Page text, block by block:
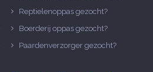
Reptielenoppas gezocht?
Boerderij oppas gezocht?
Paardenverzorger gezocht?